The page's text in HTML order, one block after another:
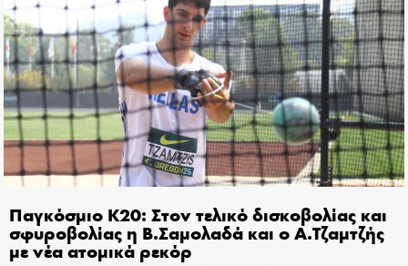
Παγκόσμιο Κ20: Στον τελικό δισκοβολίας και
σφυροβολίας η Β.Σαμολαδά και ο Α.Τζαμτζής
με νέα ατομικά ρεκόρ